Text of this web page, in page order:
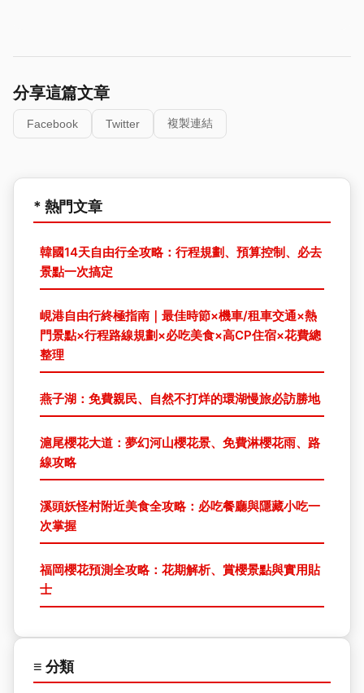
分享這篇文章
Facebook Twitter 複製連結
* 熱門文章
韓國14天自由行全攻略：行程規劃、預算控制、必去
景點一次搞定
峴港自由行終極指南｜最佳時節×機車/租車交通×熱
門景點×行程路線規劃×必吃美食×高CP住宿×花費總
整理
燕子湖：免費親民、自然不打烊的環湖慢旅必訪勝地
滬尾櫻花大道：夢幻河山櫻花景、免費淋櫻花雨、路
線攻略
溪頭妖怪村附近美食全攻略：必吃餐廳與隱藏小吃一
次掌握
福岡櫻花預測全攻略：花期解析、賞櫻景點與實用貼
士
≡ 分類